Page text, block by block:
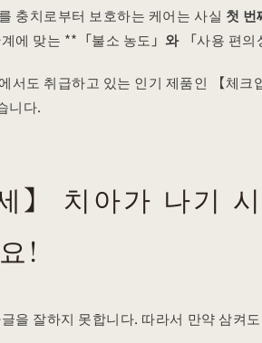
충치로부터 보호하는 케어는 사실 첫 번
에 맞는 **「불소 농도」와 「사용 편
서도 취급하고 있는 인기 제품인 【체
니다.
】 치아가 나기
!
을 잘하지 못합니다. 따라서 만약 삼켜